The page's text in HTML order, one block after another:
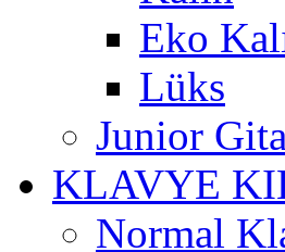
Eko
Lüks
Junior
KLAVYE
Normal